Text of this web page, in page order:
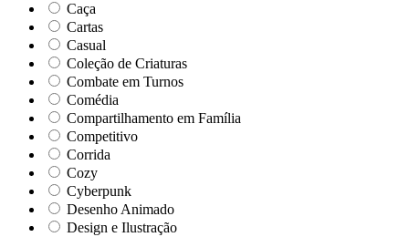
Caça
Cartas
Casual
Coleção de Criaturas
Combate em Turnos
Comédia
Compartilhamento em Família
Competitivo
Corrida
Cozy
Cyberpunk
Desenho Animado
Design e Ilustração